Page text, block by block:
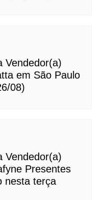
Vendedor(a)
em São Paulo
08)
Vendedor(a)
Presentes
nesta terça